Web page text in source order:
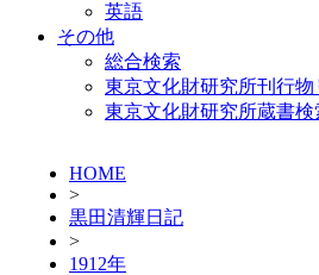
英語
その他
総合検索
東京文化財研究所刊行物
東京文化財研究所蔵書検
HOME
>
黒田清輝日記
>
1912年